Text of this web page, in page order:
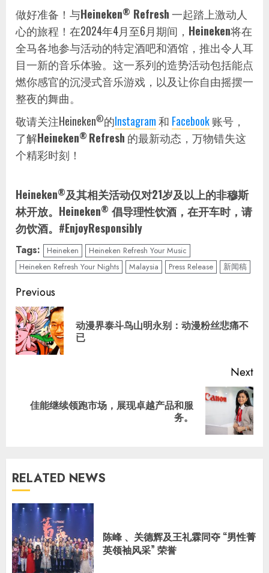
做好准备！与Heineken® Refresh一起踏上激动人
心的旅程！在2024年4月至6月期间， Heineken将在
全马各地参与活动的特定酒吧和酒馆，推出令人耳
目一新的音乐体验。这一系列的造势活动包括能点
燃你感官的沉浸式音乐游戏，以及让你自由摇摆一
整夜的舞曲。
敬请关注Heineken®的Instagram和 Facebook账号，
了解Heineken® Refresh 的最新动态，万物错失这
个精彩时刻！
Heineken®及其相关活动仅对21岁及以上的非穆斯
林开放。Heineken® 倡导理性饮酒，在开车时，请
勿饮酒。#EnjoyResponsibly
Tags: Heineken
Heineken Refresh Your Music
Heineken Refresh Your Nights
Malaysia Press Release 新闻稿
Continue
Reading
Previous
动漫界泰斗鸟山明永别：动漫粉丝悲痛不
已
Next
Next
佳能继续领跑市场，展现卓越产品和服
务。
RELATED NEWS
陈峰 、关德辉及王礼霖同夺 “男性菁
英领袖风采” 荣誉